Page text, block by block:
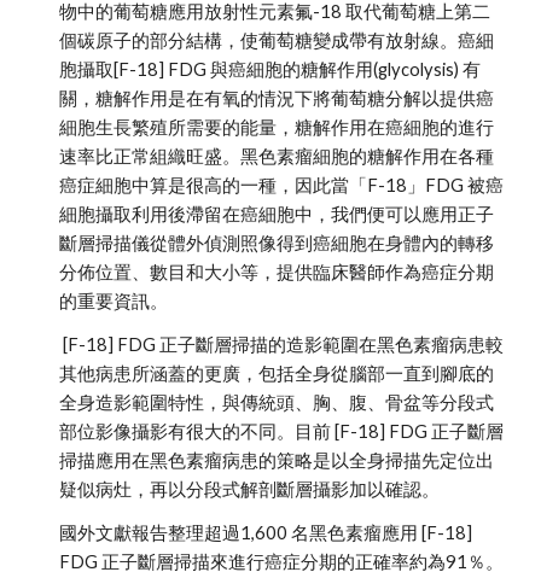
物中的葡萄糖應用放射性元素氟-18 取代葡萄糖上第二
個碳原子的部分結構，使葡萄糖變成帶有放射線。癌細
胞攝取[F-18] FDG 與癌細胞的糖解作用(glycolysis) 有
關，糖解作用是在有氧的情況下將葡萄糖分解以提供癌
細胞生長繁殖所需要的能量，糖解作用在癌細胞的進行
速率比正常組織旺盛。黑色素瘤細胞的糖解作用在各種
癌症細胞中算是很高的一種，因此當「F-18」FDG 被癌
細胞攝取利用後滯留在癌細胞中，我們便可以應用正子
斷層掃描儀從體外偵測照像得到癌細胞在身體內的轉移
分佈位置、數目和大小等，提供臨床醫師作為癌症分期
的重要資訊。
其他病患所涵蓋的更廣，包括全身從腦部一直到腳底的
全身造影範圍特性，與傳統頭、胸、腹、骨盆等分段式
部位影像攝影有很大的不同。目前 [F-18] FDG 正子斷層
掃描應用在黑色素瘤病患的策略是以全身掃描先定位出
疑似病灶，再以分段式解剖斷層攝影加以確認。
國外文獻報告整理超過1,600 名黑色素瘤應用 [F-18]
FDG 正子斷層掃描來進行癌症分期的正確率約為91％。